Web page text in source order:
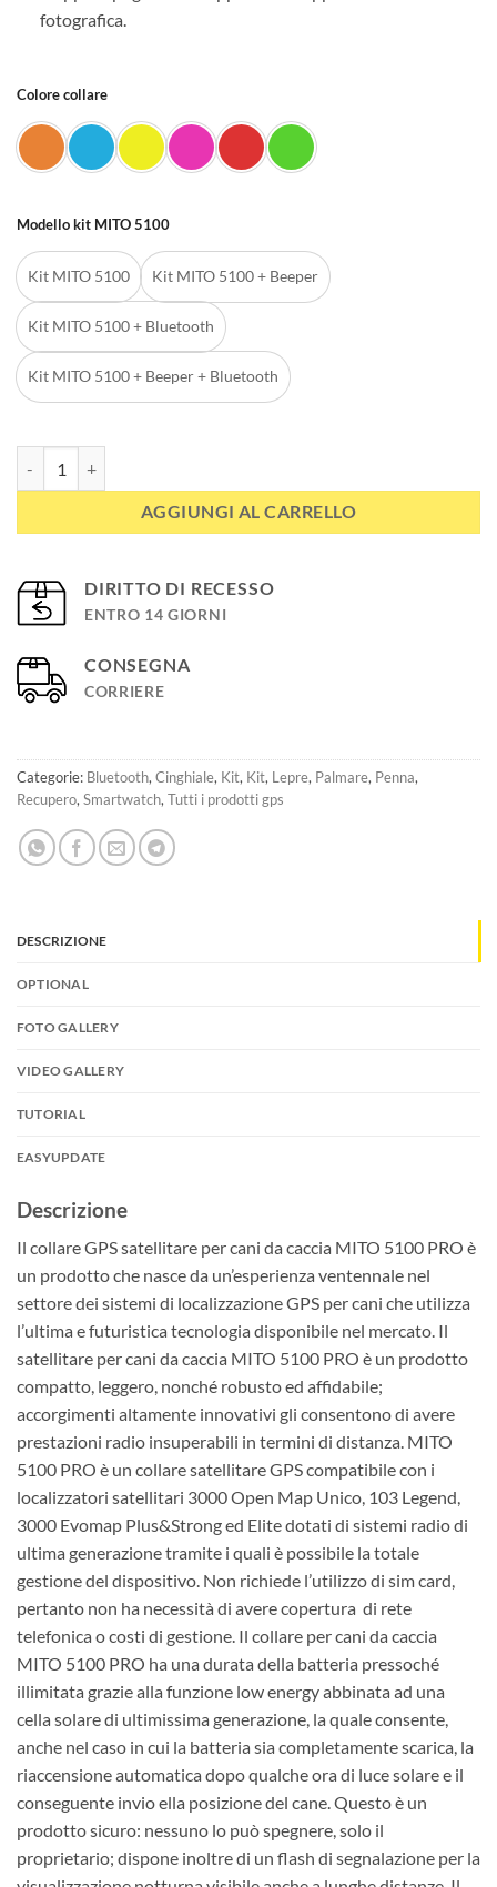
fotografica.
Colore collare
Modello kit MITO 5100
Kit MITO 5100 Kit MITO 5100 + Beeper
Kit MITO 5100 + Bluetooth
Kit MITO 5100 + Beeper + Bluetooth
AGGIUNGI AL CARRELLO
DIRITTO DI RECESSO
ENTRO 14 GIORNI
CONSEGNA
CORRIERE
Categorie: Bluetooth, Cinghiale, Kit, Kit, Lepre, Palmare, Penna,
Recupero, Smartwatch, Tutti i prodotti gps
DESCRIZIONE
OPTIONAL
FOTO GALLERY
VIDEO GALLERY
TUTORIAL
EASYUPDATE
Descrizione
Il collare GPS satellitare per cani da caccia MITO 5100 PRO è
un prodotto che nasce da un’esperienza ventennale nel
settore dei sistemi di localizzazione GPS per cani che utilizza
l’ultima e futuristica tecnologia disponibile nel mercato. Il
satellitare per cani da caccia MITO 5100 PRO è un prodotto
compatto, leggero, nonché robusto ed affidabile;
accorgimenti altamente innovativi gli consentono di avere
prestazioni radio insuperabili in termini di distanza. MITO
5100 PRO è un collare satellitare GPS compatibile con i
localizzatori satellitari 3000 Open Map Unico, 103 Legend,
3000 Evomap Plus&Strong ed Elite dotati di sistemi radio di
ultima generazione tramite i quali è possibile la totale
gestione del dispositivo. Non richiede l’utilizzo di sim card,
pertanto non ha necessità di avere copertura di rete
telefonica o costi di gestione. Il collare per cani da caccia
MITO 5100 PRO ha una durata della batteria pressoché
illimitata grazie alla funzione low energy abbinata ad una
cella solare di ultimissima generazione, la quale consente,
anche nel caso in cui la batteria sia completamente scarica, la
riaccensione automatica dopo qualche ora di luce solare e il
conseguente invio ella posizione del cane. Questo è un
prodotto sicuro: nessuno lo può spegnere, solo il
proprietario; dispone inoltre di un flash di segnalazione per la